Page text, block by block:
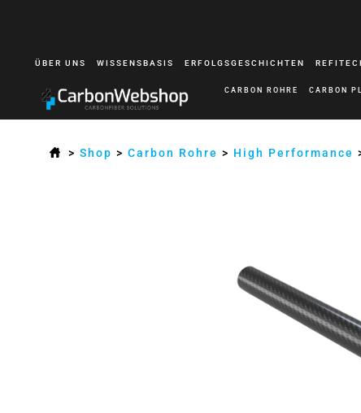
ÜBER UNS WISSENSBASIS ERFOLGSGESCHICHTEN
CARBON ROHRE CARBON
>Shop >Carbon Rohre > High Performance